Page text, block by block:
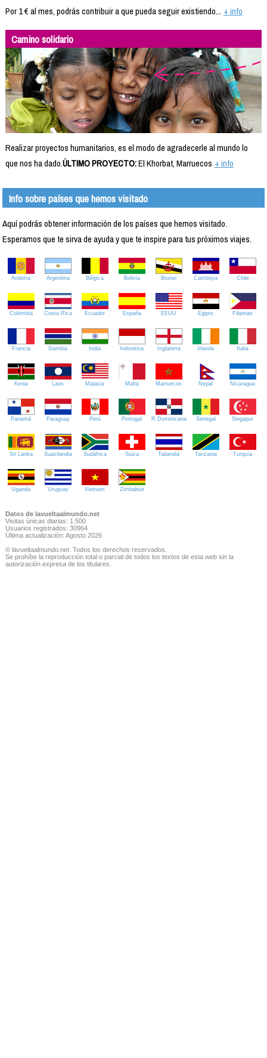
Por 1 € al mes, podrás contribuir a que pueda seguir existiendo... + info
Camino solidario
Realizar proyectos humanitarios, es el modo de agradecerle al mundo lo
que nos ha dado.ÚLTIMO PROYECTO:El Khorbat, Marruecos + info
Info sobre países que hemos visitado
Aquí podrás obtener información de los países que hemos visitado.
Esperamos que te sirva de ayuda y que te inspire para tus próximos viajes.
Andorra Argentina Bélgica Bolivia Brunei Camboya Chile
Colombia Costa Rica Ecuador España EEUU Egipto Filipinas
Francia Gambia India Indonesia Inglaterra Irlanda Italia
Kenia Laos Malasia Malta Marruecos Nepal Nicaragua
Panamá Paraguay Perú Portugal R.Dominicana Senegal Singapur
Sri Lanka Suazilandia Sudáfrica Suiza Tailandia Tanzania Turquía
Uganda Uruguay Vietnam Zimbabue
Datos de lavueltaalmundo.net
Visitas únicas diarias: 1.500
Usuarios registrados: 30964
Última actualización: Agosto 2026
© lavueltaalmundo.net. Todos los derechos reservados.
Se prohíbe la reproducción total o parcial de todos los textos de esta web sin la
autorización expresa de los titulares.